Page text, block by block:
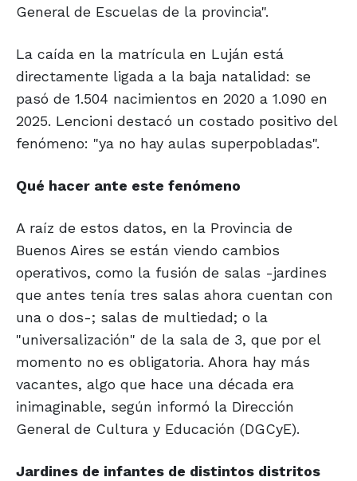
General de Escuelas de la provincia".
La caída en la matrícula en Luján está
directamente ligada a la baja natalidad: se
pasó de 1.504 nacimientos en 2020 a 1.090 en
2025. Lencioni destacó un costado positivo del
fenómeno: "ya no hay aulas superpobladas".
Qué hacer ante este fenómeno
A raíz de estos datos, en la Provincia de
Buenos Aires se están viendo cambios
operativos, como la fusión de salas -jardines
que antes tenía tres salas ahora cuentan con
una o dos-; salas de multiedad; o la
"universalización" de la sala de 3, que por el
momento no es obligatoria. Ahora hay más
vacantes, algo que hace una década era
inimaginable, según informó la Dirección
General de Cultura y Educación (DGCyE).
Jardines de infantes de distintos distritos